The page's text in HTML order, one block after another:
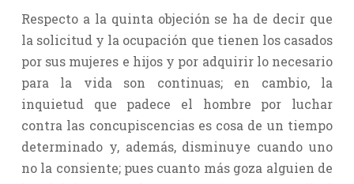
Respecto a la quinta objeción se ha de decir que
la solicitud y la ocupación que tienen los casados
por sus mujeres e hijos y por adquirir lo necesario
para la vida son continuas; en cambio, la
inquietud que padece el hombre por luchar
contra las concupiscencias es cosa de un tiempo
determinado y, además, disminuye cuando uno
no la consiente; pues cuanto más goza alguien de